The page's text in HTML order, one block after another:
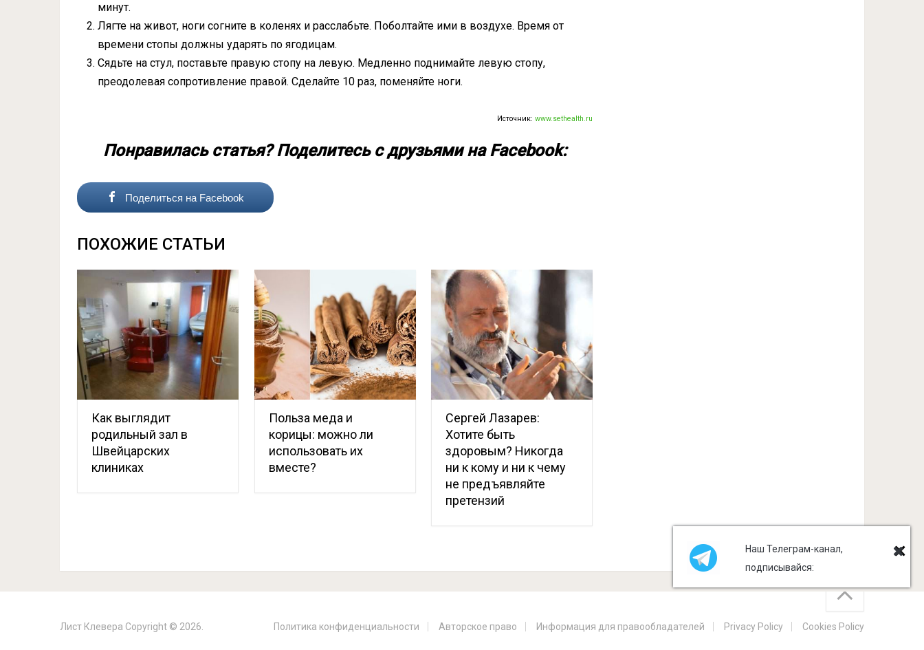
минут.
Лягте на живот, ноги согните в коленях и расслабьте. Поболтайте ими в воздухе. Время от
времени стопы должны ударять по ягодицам.
Сядьте на стул, поставьте правую стопу на левую. Медленно поднимайте левую стопу,
преодолевая сопротивление правой. Сделайте 10 раз, поменяйте ноги.
Источник:www.sethealth.ru
Понравилась статья? Поделитесь с друзьями на Facebook:
Поделиться на Facebook
ПОХОЖИЕ СТАТЬИ
Как выглядит
родильный зал в
Швейцарских
клиниках
Польза меда и
корицы: можно ли
использовать их
вместе?
Сергей Лазарев:
Хотите быть
здоровым? Никогда
ни к кому и ни к чему
не предъявляйте
претензий
Лист Клевера Copyright © 2026. Политика конфиденциальности Авторское право Информация для правообладателей Privacy Policy Cookies Policy
Наш Телеграм-канал,
подписывайся: